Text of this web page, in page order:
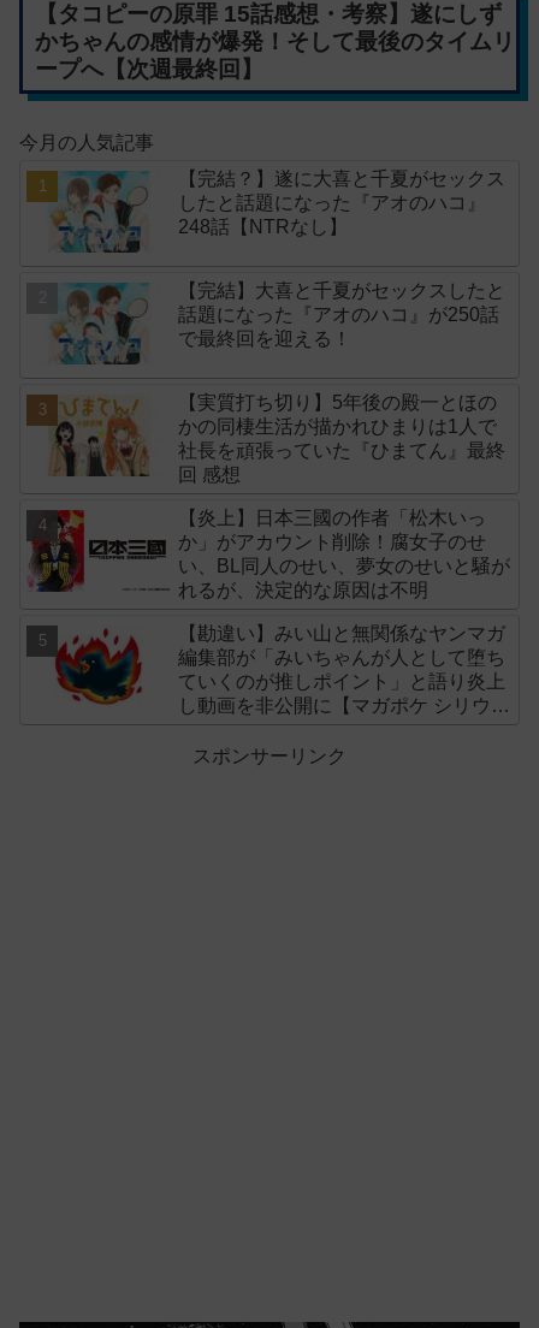
【タコピーの原罪 15話感想・考察】遂にしず
かちゃんの感情が爆発！そして最後のタイムリ
ープへ【次週最終回】
今月の人気記事
【完結？】遂に大喜と千夏がセックス
したと話題になった『アオのハコ』
248話【NTRなし】
【完結】大喜と千夏がセックスしたと
話題になった『アオのハコ』が250話
で最終回を迎える！
【実質打ち切り】5年後の殿一とほの
かの同棲生活が描かれひまりは1人で
社長を頑張っていた『ひまてん』最終
回 感想
【炎上】日本三國の作者「松木いっ
か」がアカウント削除！腐女子のせ
い、BL同人のせい、夢女のせいと騒が
れるが、決定的な原因は不明
【勘違い】みい山と無関係なヤンマガ
編集部が「みいちゃんが人として堕ち
ていくのが推しポイント」と語り炎上
し動画を非公開に【マガポケ シリウ
スポンサーリンク